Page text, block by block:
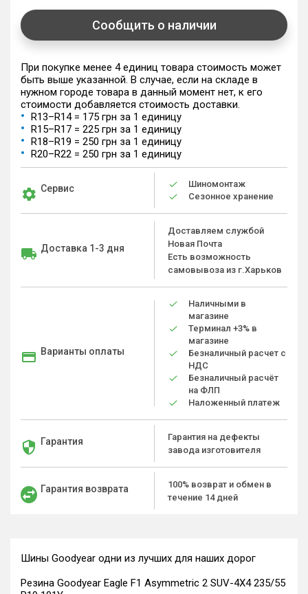
Сообщить о наличии
При покупке менее 4 единиц товара стоимость может
быть выше указанной. В случае, если на складе в
нужном городе товара в данный момент нет, к его
стоимости добавляется стоимость доставки.
R13–R14 = 175 грн за 1 единицу
R15–R17 = 225 грн за 1 единицу
R18–R19 = 250 грн за 1 единицу
R20–R22 = 250 грн за 1 единицу
Сервис
Шиномонтаж
Сезонное хранение
Доставка 1-3 дня
Доставляем службой
Новая Почта
Есть возможность
самовывоза из г.Харьков
Варианты оплаты
Наличными в
магазине
Терминал +3% в
магазине
Безналичный расчет с
НДС
Безналичный расчёт
на ФЛП
Наложенный платеж
Гарантия
Гарантия на дефекты
завода изготовителя
Гарантия возврата
100% возврат и обмен в
течение 14 дней
Шины Goodyear одни из лучших для наших дорог
Резина Goodyear Eagle F1 Asymmetric 2 SUV-4X4 235/55